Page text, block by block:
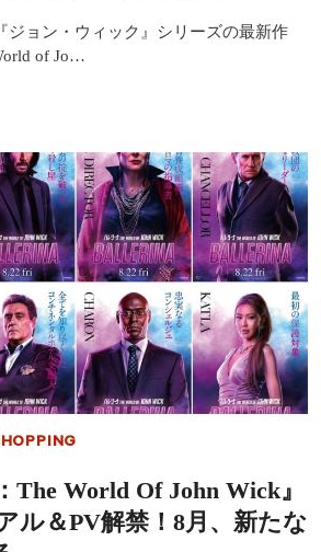
ジョン・ウィック』シリーズの最新作
of Jo…
The World Of John Wick』
ル＆PV解禁！8月、新たな